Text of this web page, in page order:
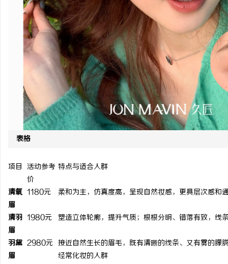
表格
项目
活动参考
价
特点与适合人群
清氧
眉
1180元 柔和为主，仿真度高，呈现自然妆感，更具层次感和
清羽
眉
1980元 塑造立体轮廓，提升气质；根根分明、错落有致，线
羽黛
眉
2980元 接近自然生长的眉毛，既有清晰的线条、又有雾的朦
经常化妆的人群